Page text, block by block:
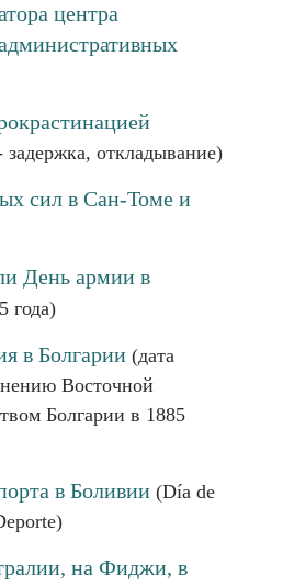
центра
откладывание)
сил в Сан-Томе и
День армии в
года)
в Болгарии (дата
Восточной
Болгарии в 1885
в Боливии (Día de
на Фиджи, в